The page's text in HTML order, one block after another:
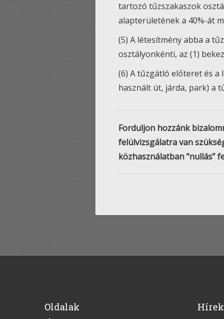
tartozó tűzszakaszok
alapterületének a 40%-át
(5) A létesítmény abba a
osztályonkénti, az (1)
(6) A tűzgátló előteret és a
használt út, járda, park) a
Forduljon hozzánk
felülvizsgálatra van
közhasználatban “nullás”
Oldalak Hírek